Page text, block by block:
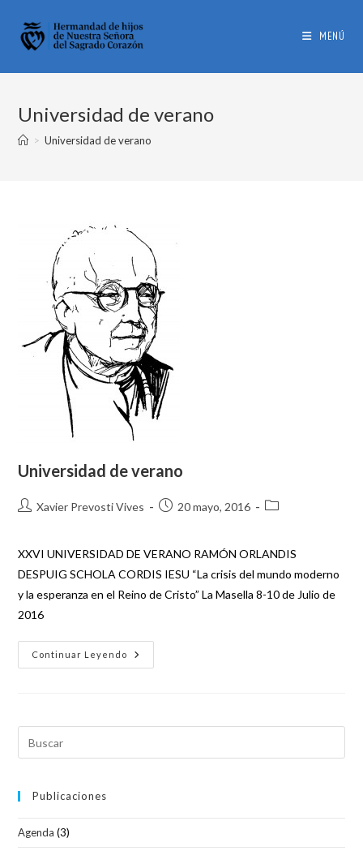
MENÚ
Universidad de verano
> Universidad de verano
Universidad de verano
Xavier Prevosti Vives 20 mayo, 2016
XXVI UNIVERSIDAD DE VERANO RAMÓN ORLANDIS
DESPUIG SCHOLA CORDIS IESU “La crisis del mundo moderno
y la esperanza en el Reino de Cristo” La Masella 8-10 de Julio de
2016
Continuar Leyendo
Publicaciones
Agenda (3)